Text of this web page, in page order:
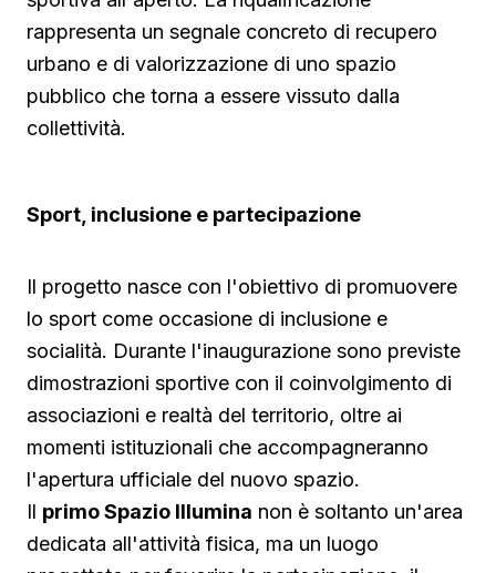
rappresenta un segnale concreto di recupero
urbano e di valorizzazione di uno spazio
pubblico che torna a essere vissuto dalla
collettività.
Sport, inclusione e partecipazione
Il progetto nasce con l'obiettivo di promuovere
lo sport come occasione di inclusione e
socialità. Durante l'inaugurazione sono previste
dimostrazioni sportive con il coinvolgimento di
associazioni e realtà del territorio, oltre ai
momenti istituzionali che accompagneranno
l'apertura ufficiale del nuovo spazio.
Il primo Spazio Illumina non è soltanto un'area
dedicata all'attività fisica, ma un luogo